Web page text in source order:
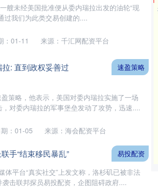
艘未经美国批准便从委内瑞拉出发的油轮“现
过我们为此类交易创建的....
：01-11 来源：千汇网配资平台
: 直到政权妥善过
策略，他表示，美国对委内瑞拉实施了一场
对委内瑞拉的军事堡垒发动了攻势，迅速....
速盈策略
期：01-05 来源：海会配资平台
手“结束移民暴乱”
平台“真实社交”上发文称，洛杉矶已被非法
击联邦探员易投配资，企图阻碍政府....
易投配资